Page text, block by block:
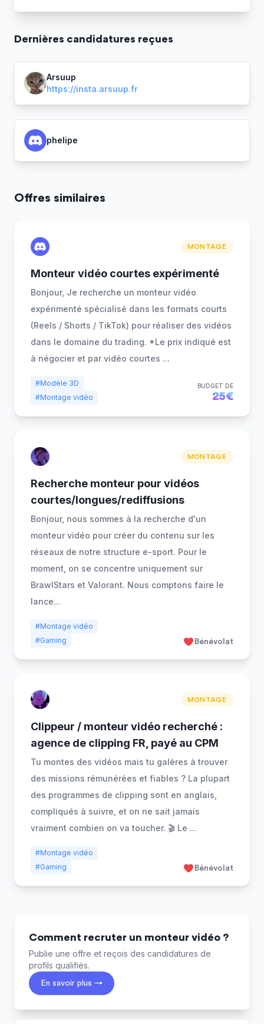
Dernières candidatures reçues
Arsuup
https://insta.arsuup.fr
phelipe
Offres similaires
MONTAGE
Monteur vidéo courtes expérimenté
Bonjour, Je recherche un monteur vidéo
expérimenté spécialisé dans les formats courts
(Reels / Shorts / TikTok) pour réaliser des vidéos
dans le domaine du trading. *Le prix indiqué est
à négocier et par vidéo courtes ...
#Modèle 3D
#Montage vidéo
BUDGET DE
25€
MONTAGE
Recherche monteur pour vidéos
courtes/longues/rediffusions
Bonjour, nous sommes à la recherche d'un
monteur vidéo pour créer du contenu sur les
réseaux de notre structure e-sport. Pour le
moment, on se concentre uniquement sur
BrawlStars et Valorant. Nous comptons faire le
lance...
#Montage vidéo
#Gaming
Bénévolat
MONTAGE
Clippeur / monteur vidéo recherché :
agence de clipping FR, payé au CPM
Tu montes des vidéos mais tu galères à trouver
des missions rémunérées et fiables ? La plupart
des programmes de clipping sont en anglais,
compliqués à suivre, et on ne sait jamais
vraiment combien on va toucher. 🎬 Le ...
#Montage vidéo
#Gaming
Bénévolat
Comment recruter un monteur vidéo ?
Publie une offre et reçois des candidatures de
profils qualifiés.
En savoir plus →